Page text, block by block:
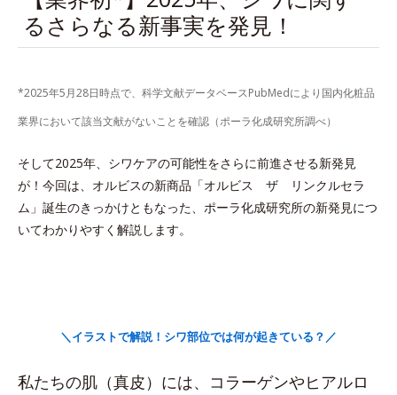
るさらなる新事実を発見！
*2025年5月28日時点で、科学文献データベースPubMedにより国内化粧品
業界において該当文献がないことを確認（ポーラ化成研究所調べ）
そして2025年、シワケアの可能性をさらに前進させる新発見
が！今回は、オルビスの新商品「オルビス ザ リンクルセラ
ム」誕生のきっかけともなった、ポーラ化成研究所の新発見につ
いてわかりやすく解説します。
＼イラストで解説！シワ部位では何が起きている？／
私たちの肌（真皮）には、コラーゲンやヒアルロ